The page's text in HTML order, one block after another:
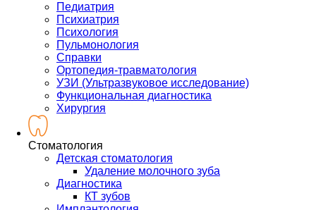
Педиатрия
Психиатрия
Психология
Пульмонология
Справки
Ортопедия-травматология
УЗИ (Ультразвуковое исследование)
Функциональная диагностика
Хирургия
Стоматология
Детская стоматология
Удаление молочного зуба
Диагностика
КТ зубов